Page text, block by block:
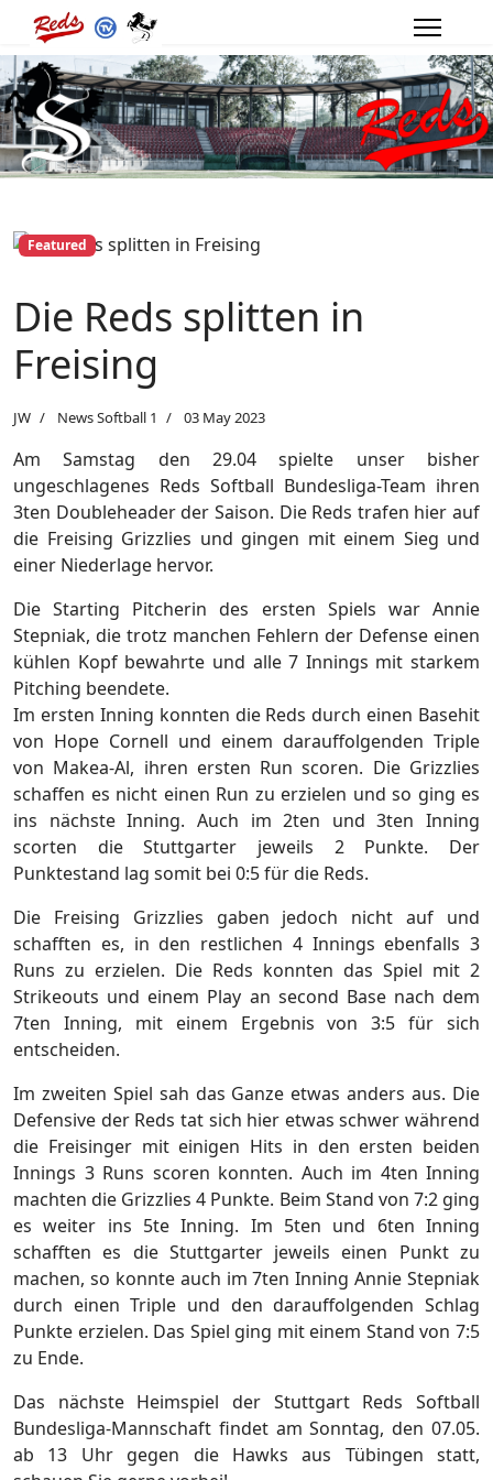
Featured
Die Reds splitten in
Freising
JW News Softball 1 03 May 2023
Am Samstag den 29.04 spielte unser bisher
ungeschlagenes Reds Softball Bundesliga-Team ihren
3ten Doubleheader der Saison. Die Reds trafen hier auf
die Freising Grizzlies und gingen mit einem Sieg und
einer Niederlage hervor.
Die Starting Pitcherin des ersten Spiels war Annie
Stepniak, die trotz manchen Fehlern der Defense einen
kühlen Kopf bewahrte und alle 7 Innings mit starkem
Pitching beendete.
Im ersten Inning konnten die Reds durch einen Basehit
von Hope Cornell und einem darauffolgenden Triple
von Makea-Al, ihren ersten Run scoren. Die Grizzlies
schaffen es nicht einen Run zu erzielen und so ging es
ins nächste Inning. Auch im 2ten und 3ten Inning
scorten die Stuttgarter jeweils 2 Punkte. Der
Punktestand lag somit bei 0:5 für die Reds.
Die Freising Grizzlies gaben jedoch nicht auf und
schafften es, in den restlichen 4 Innings ebenfalls 3
Runs zu erzielen. Die Reds konnten das Spiel mit 2
Strikeouts und einem Play an second Base nach dem
7ten Inning, mit einem Ergebnis von 3:5 für sich
entscheiden.
Im zweiten Spiel sah das Ganze etwas anders aus. Die
Defensive der Reds tat sich hier etwas schwer während
die Freisinger mit einigen Hits in den ersten beiden
Innings 3 Runs scoren konnten. Auch im 4ten Inning
machten die Grizzlies 4 Punkte. Beim Stand von 7:2 ging
es weiter ins 5te Inning. Im 5ten und 6ten Inning
schafften es die Stuttgarter jeweils einen Punkt zu
machen, so konnte auch im 7ten Inning Annie Stepniak
durch einen Triple und den darauffolgenden Schlag
Punkte erzielen. Das Spiel ging mit einem Stand von 7:5
zu Ende.
Das nächste Heimspiel der Stuttgart Reds Softball
Bundesliga-Mannschaft findet am Sonntag, den 07.05.
ab 13 Uhr gegen die Hawks aus Tübingen statt,